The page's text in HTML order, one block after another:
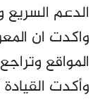
الدعم السريع
واكدت ان
المواقع
وأكدت